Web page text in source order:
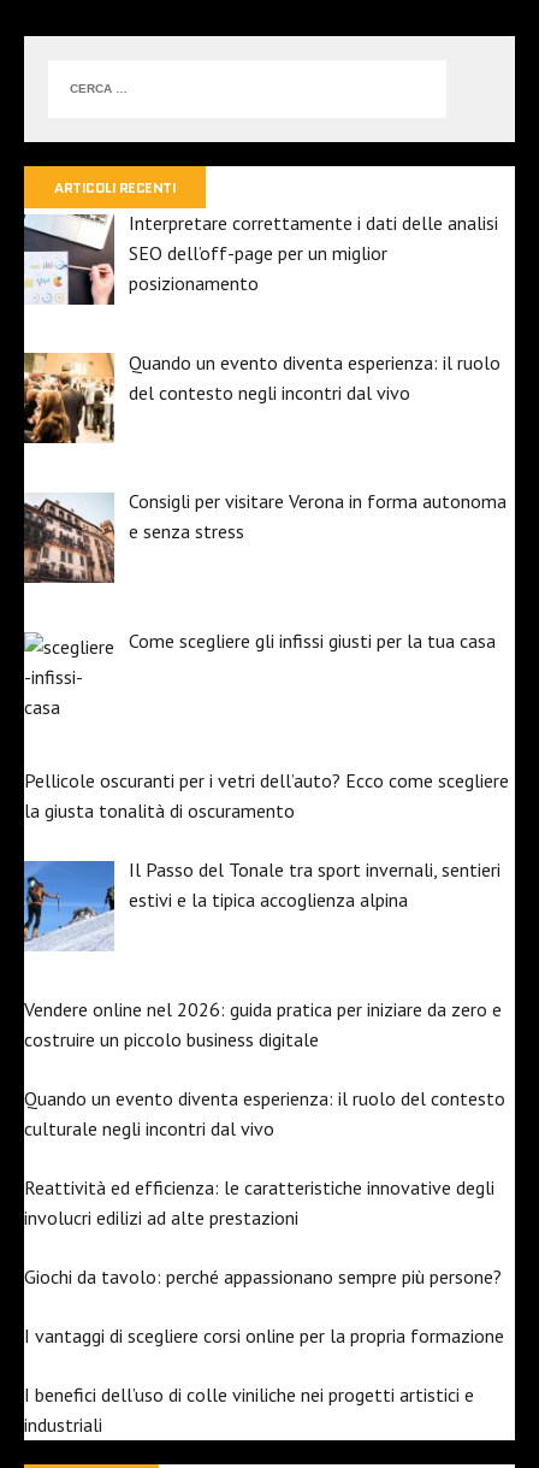
ARTICOLI RECENTI
Interpretare correttamente i dati delle analisi
SEO dell’off-page per un miglior
posizionamento
Quando un evento diventa esperienza: il ruolo
del contesto negli incontri dal vivo
Consigli per visitare Verona in forma autonoma
e senza stress
Come scegliere gli infissi giusti per la tua casa
Pellicole oscuranti per i vetri dell’auto? Ecco come scegliere
la giusta tonalità di oscuramento
Il Passo del Tonale tra sport invernali, sentieri
estivi e la tipica accoglienza alpina
Vendere online nel 2026: guida pratica per iniziare da zero e
costruire un piccolo business digitale
Quando un evento diventa esperienza: il ruolo del contesto
culturale negli incontri dal vivo
Reattività ed efficienza: le caratteristiche innovative degli
involucri edilizi ad alte prestazioni
Giochi da tavolo: perché appassionano sempre più persone?
I vantaggi di scegliere corsi online per la propria formazione
I benefici dell’uso di colle viniliche nei progetti artistici e
industriali